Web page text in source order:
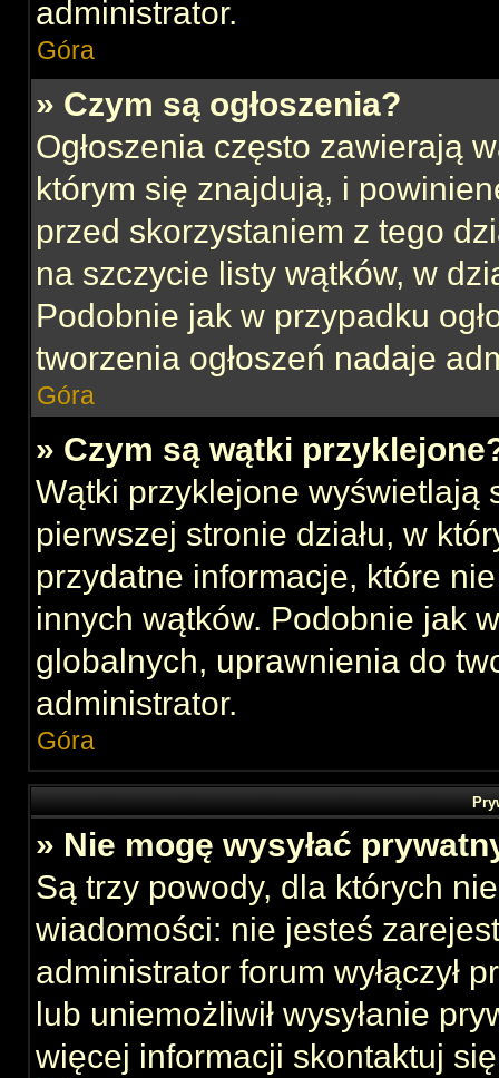
administrator.
Góra
» Czym są ogłoszenia?
Ogłoszenia często zawierają
którym się znajdują, i
przed skorzystaniem z tego
na szczycie listy wątków, w
Podobnie jak w przypadku
tworzenia ogłoszeń nadaje
Góra
» Czym są wątki
Wątki przyklejone wyświetlają
pierwszej stronie działu, w
przydatne informacje, które
innych wątków. Podobnie jak
globalnych, uprawnienia do
administrator.
Góra
» Nie mogę wysyłać
Są trzy powody, dla których
wiadomości: nie jesteś
administrator forum wyłączył
lub uniemożliwił wysyłanie
więcej informacji skontaktuj